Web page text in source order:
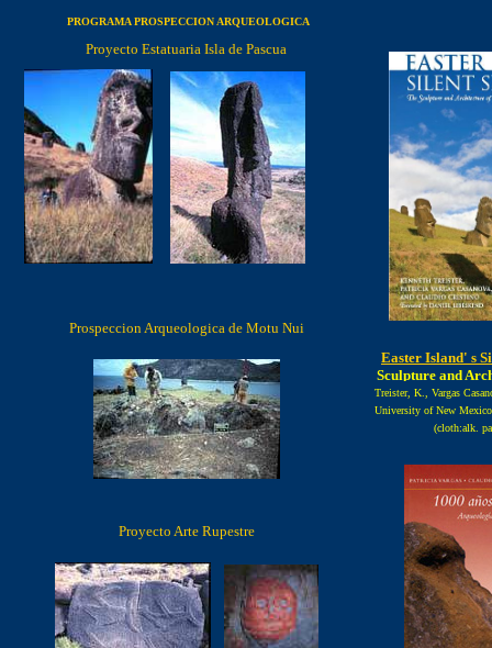
PROGRAMA PROSPECCION ARQUEOLOGICA
Proyecto Estatuaria Isla de Pascua
Prospeccion Arqueologica de Motu Nui
Proyecto Arte Rupestre
Easter Island' s
Sculpture and
Treister, K., Vargas
University of New
(cloth:alk.